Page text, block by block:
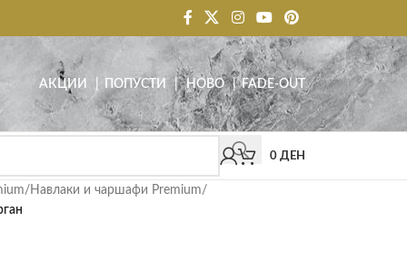
АКЦИИ | ПОПУСТИ |НОВО|FADE-OUT
0 ДЕН
/ Навлаки и чаршафи Premium/